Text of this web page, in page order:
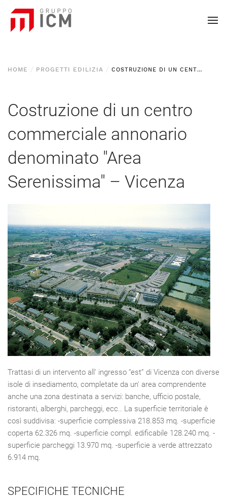
HOME PROGETTI EDILIZIA COSTRUZIONE DI UN CENTRO COMMERCIALE ANNONARIO DENOMINATO "AREA SERENISSIMA" – VICENZA
Costruzione di un centro
commerciale annonario
denominato "Area
Serenissima" – Vicenza
Trattasi di un intervento all' ingresso “est” di Vicenza con diverse
isole di insediamento, completate da un' area comprendente
anche una zona destinata a servizi: banche, ufficio postale,
ristoranti, alberghi, parcheggi, ecc.. La superficie territoriale è
così suddivisa: -superficie complessiva 218.853 mq. -superficie
coperta 62.326 mq. -superficie compl. edificabile 128.240 mq. -
superficie parcheggi 13.970 mq. -superficie a verde attrezzato
6.914 mq.
SPECIFICHE TECNICHE